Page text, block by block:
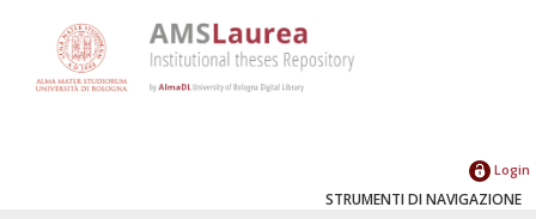
Login
STRUMENTI DI NAVIGAZIONE